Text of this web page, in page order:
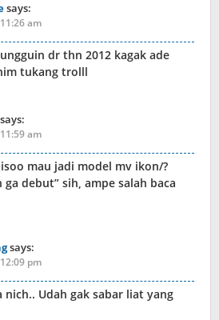
says:
am
dr thn 2012 kagak ade
tukang trolll
says:
am
mau jadi model mv ikon/?
debut” sih, ampe salah baca
says:
pm
nich.. Udah gak sabar liat yang